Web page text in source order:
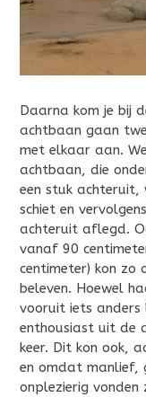
Daarna kom je bij
achtbaan gaan
met elkaar aan.
achtbaan, die
een stuk achteruit,
schiet en
achteruit aflegd.
vanaf 90
centimeter) kon zo
beleven. Hoewel
vooruit iets anders
enthousiast uit de
keer. Dit kon ook,
en omdat manlief,
onplezierig vonden